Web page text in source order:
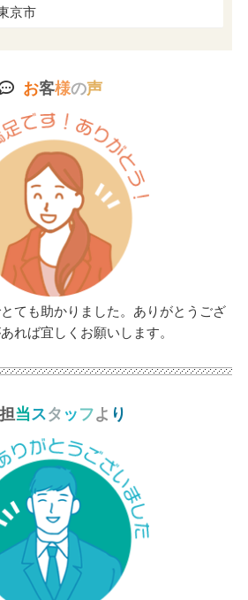
京市
お客様の声
ても助かりました。ありがとうござ
れば宜しくお願いします。
担当スタ ッ フよ り